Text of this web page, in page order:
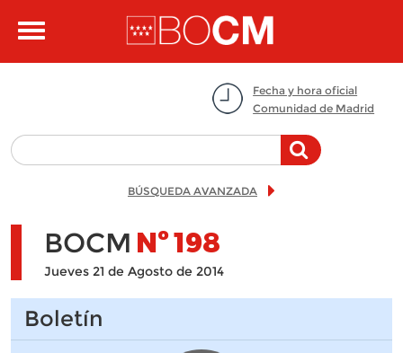
Toggle
Fecha y hora oficial
Comunidad de Madrid
BÚSQUEDA AVANZADA
BOCM Nº198
Jueves 21 de Agosto de 2014
Boletín